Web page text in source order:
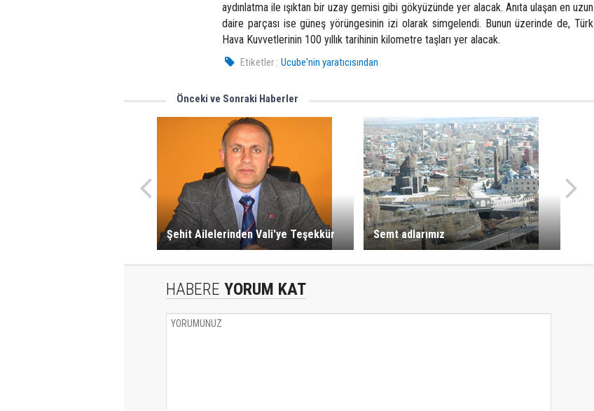
aydınlatma ile ışıktan bir uzay gemisi gibi gökyüzünde yer alacak. Anıta ulaşan en uzun
daire parçası ise güneş yörüngesinin izi olarak simgelendi. Bunun üzerinde de, Türk
Hava Kuvvetlerinin 100 yıllık tarihinin kilometre taşları yer alacak.
Etiketler : Ucube'nin yaratıcısından
Önceki ve Sonraki Haberler
Şehit Ailelerinden Vali'ye Teşekkür Semt adlarımız
HABERE YORUM KAT